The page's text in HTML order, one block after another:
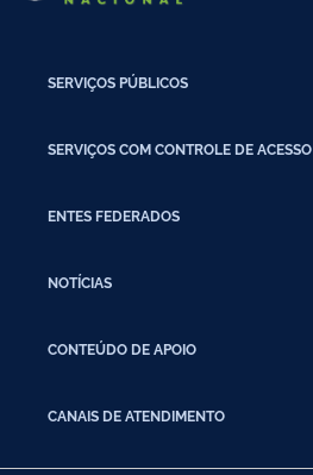
SERVIÇOS PÚBLICOS
SERVIÇOS COM CONTROLE DE ACESSO
ENTES FEDERADOS
NOTÍCIAS
CONTEÚDO DE APOIO
CANAIS DE ATENDIMENTO